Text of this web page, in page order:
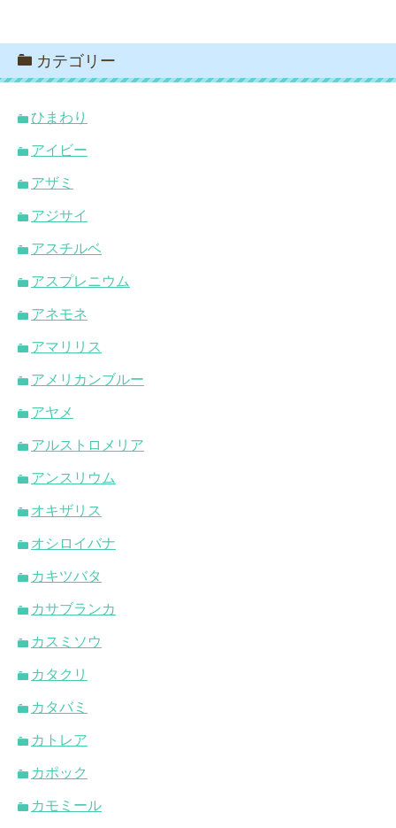
カテゴリー
ひまわり
アイビー
アザミ
アジサイ
アスチルベ
アスプレニウム
アネモネ
アマリリス
アメリカンブルー
アヤメ
アルストロメリア
アンスリウム
オキザリス
オシロイバナ
カキツバタ
カサブランカ
カスミソウ
カタクリ
カタバミ
カトレア
カポック
カモミール